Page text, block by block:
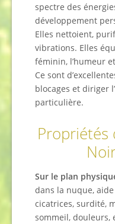
spectre des
développement
Elles nettoient,
vibrations. Elles
féminin, l’humeur
Ce sont
blocages et diriger
particulière.
Propriétés
Sur le plan
dans la nuque,
cicatrices, surdité,
sommeil, douleurs,